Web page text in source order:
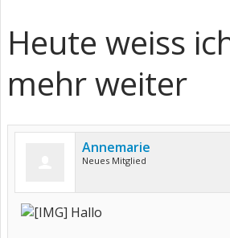
Heute weiss
mehr weiter
Annemarie
Neues Mitglied
Hallo